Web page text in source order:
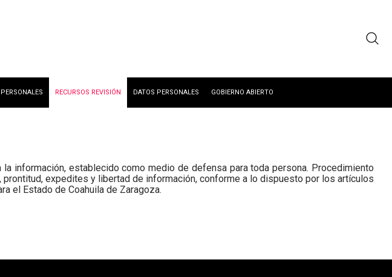
RECURSOS REVISIÓN DATOS PERSONALES GOBIERNO ABIERTO
información, establecido como medio de defensa para toda persona. Procedimiento
expedites y libertad de información, conforme a lo dispuesto por los artículos
el Estado de Coahuila de Zaragoza.